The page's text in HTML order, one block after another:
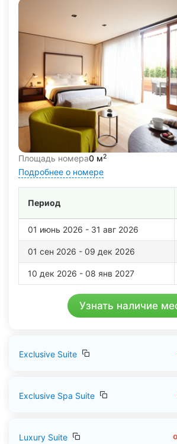
добавит экзотики в ваш отдых.
Кроме того, в SPA-комплексе
красоты и фитнес-центр.
В бассейне есть ограничение по
Допускаются только взрослые и
Площадь номера0 м2
Подробнее о номере
Период
01 июнь 2026 - 31 авг 2026
01 сен 2026 - 09 дек 2026
10 дек 2026 - 08 янв 2027
Узнать наличие
Exclusive Suite
Exclusive Spa Suite
Luxury Suite